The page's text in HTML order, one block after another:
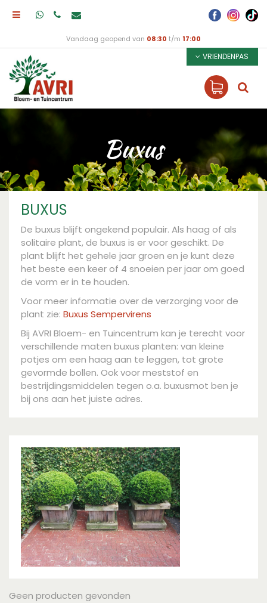
Buxus
Vandaag geopend van 08:30 t/m 17:00
VRIENDENPAS
BUXUS
De buxus blijft ongekend populair. Als haag of als
solitaire plant, de buxus is er voor geschikt. De
plant blijft het gehele jaar groen en je kunt deze
het beste een keer of 4 snoeien per jaar om goed
de vorm er in te houden.
Voor meer informatie over de verzorging voor de
plant zie: Buxus Sempervirens
Bij AVRI Bloem- en Tuincentrum kan je terecht voor
verschillende maten buxus planten: van kleine
potjes om een haag aan te leggen, tot grote
gevormde bollen. Ook voor meststof en
bestrijdingsmiddelen tegen o.a. buxusmot ben je
bij ons aan het juiste adres.
Geen producten gevonden